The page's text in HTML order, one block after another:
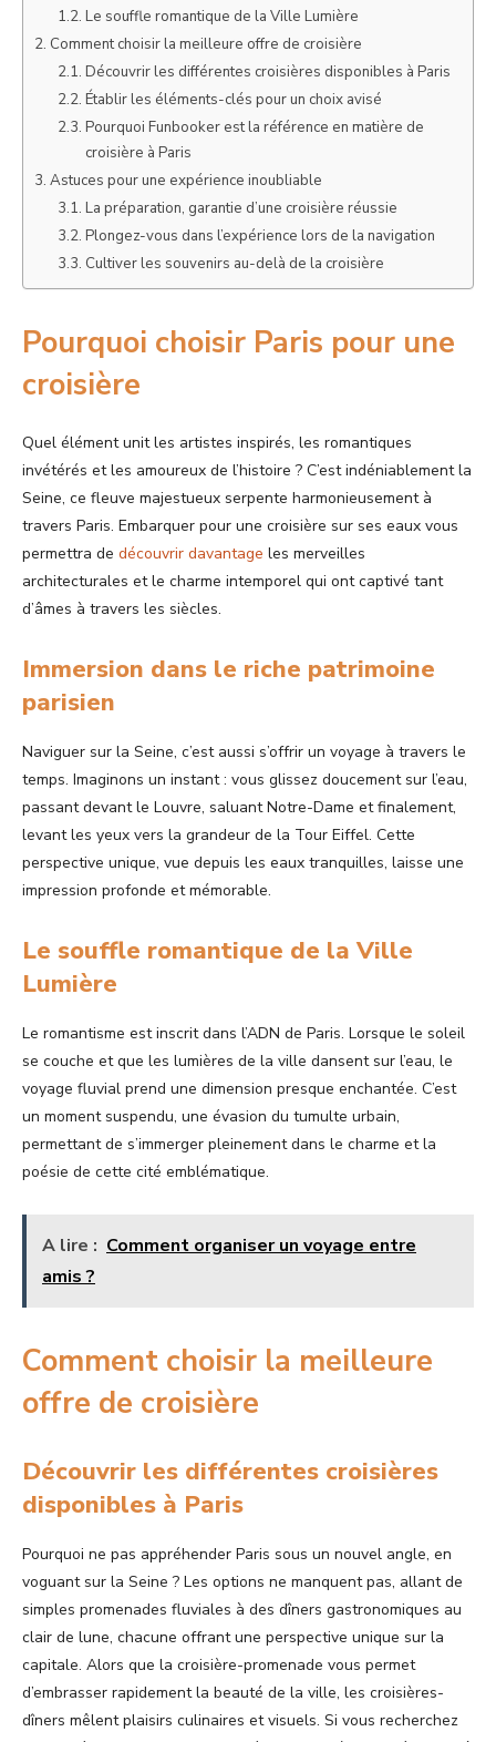
Le souffle romantique de la Ville Lumière
Comment choisir la meilleure offre de croisière
Découvrir les différentes croisières disponibles à Paris
Établir les éléments-clés pour un choix avisé
Pourquoi Funbooker est la référence en matière de
croisière à Paris
Astuces pour une expérience inoubliable
La préparation, garantie d’une croisière réussie
Plongez-vous dans l’expérience lors de la navigation
Cultiver les souvenirs au-delà de la croisière
Pourquoi choisir Paris pour une
croisière
Quel élément unit les artistes inspirés, les romantiques
invétérés et les amoureux de l’histoire ? C’est indéniablement la
Seine, ce fleuve majestueux serpente harmonieusement à
travers Paris. Embarquer pour une croisière sur ses eaux vous
permettra de découvrir davantage les merveilles
architecturales et le charme intemporel qui ont captivé tant
d’âmes à travers les siècles.
Immersion dans le riche patrimoine
parisien
Naviguer sur la Seine, c’est aussi s’offrir un voyage à travers le
temps. Imaginons un instant : vous glissez doucement sur l’eau,
passant devant le Louvre, saluant Notre-Dame et finalement,
levant les yeux vers la grandeur de la Tour Eiffel. Cette
perspective unique, vue depuis les eaux tranquilles, laisse une
impression profonde et mémorable.
Le souffle romantique de la Ville
Lumière
Le romantisme est inscrit dans l’ADN de Paris. Lorsque le soleil
se couche et que les lumières de la ville dansent sur l’eau, le
voyage fluvial prend une dimension presque enchantée. C’est
un moment suspendu, une évasion du tumulte urbain,
permettant de s’immerger pleinement dans le charme et la
poésie de cette cité emblématique.
A lire : Comment organiser un voyage entre
amis ?
Comment choisir la meilleure
offre de croisière
Découvrir les différentes croisières
disponibles à Paris
Pourquoi ne pas appréhender Paris sous un nouvel angle, en
voguant sur la Seine ? Les options ne manquent pas, allant de
simples promenades fluviales à des dîners gastronomiques au
clair de lune, chacune offrant une perspective unique sur la
capitale. Alors que la croisière-promenade vous permet
d’embrasser rapidement la beauté de la ville, les croisières-
dîners mêlent plaisirs culinaires et visuels. Si vous recherchez